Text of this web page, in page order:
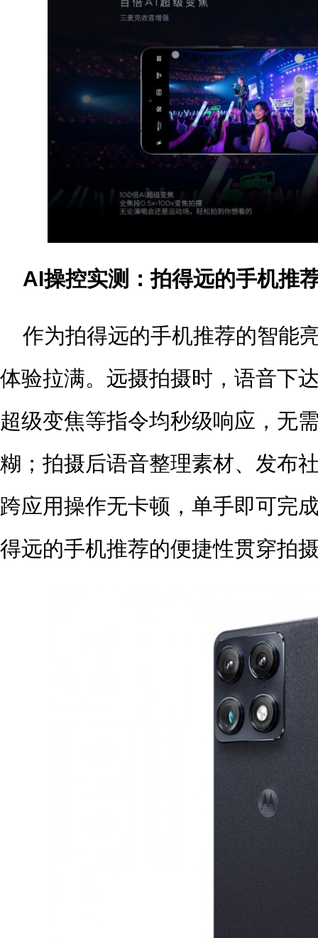
AI操控实测：拍得远的手机推
作为拍得远的手机推荐的智能
体验拉满。远摄拍摄时，语音下
超级变焦等指令均秒级响应，无
糊；拍摄后语音整理素材、发布
跨应用操作无卡顿，单手即可完
得远的手机推荐的便捷性贯穿拍